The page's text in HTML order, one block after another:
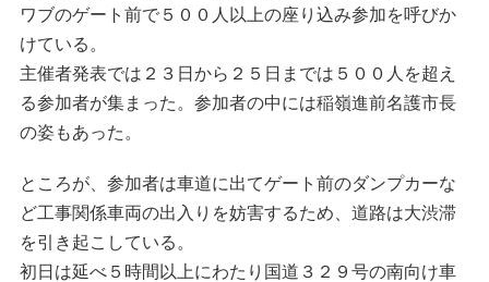
ワブのゲート前で５００人以上の座り込み参加を呼びか
けている。
主催者発表では２３日から２５日までは５００人を超え
る参加者が集まった。参加者の中には稲嶺進前名護市長
の姿もあった。
ところが、参加者は車道に出てゲート前のダンプカーな
ど工事関係車両の出入りを妨害するため、道路は大渋滞
を引き起こしている。
初日は延べ５時間以上にわたり国道３２９号の南向け車